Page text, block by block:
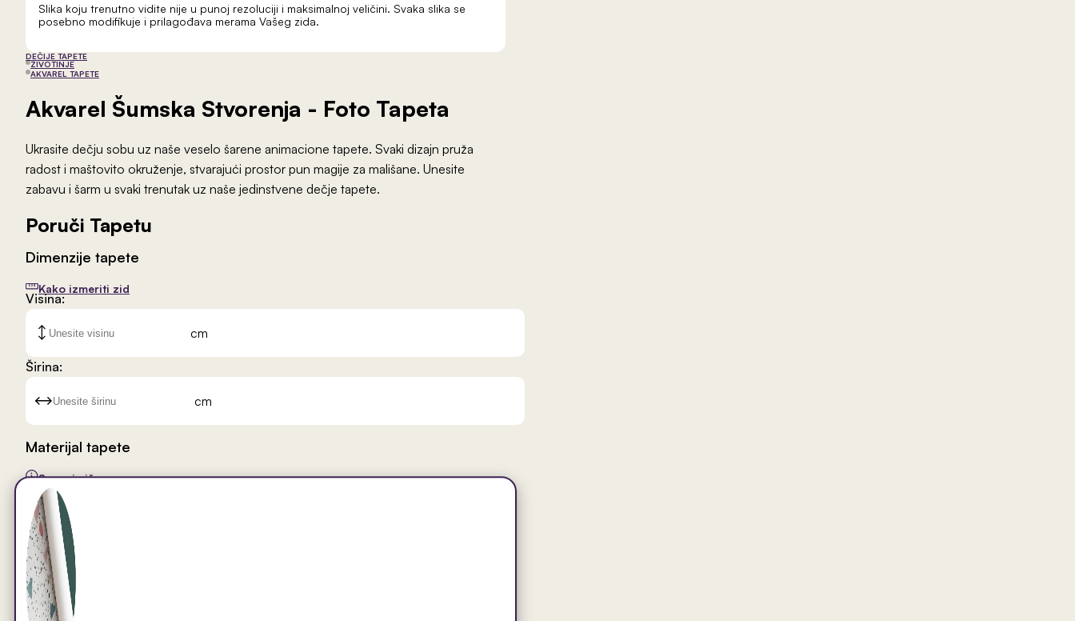
Slika koju trenutno vidite nije u punoj rezoluciji i maksimalnoj veličini. Svaka slika se
posebno modifikuje i prilagođava merama Vašeg zida.
DEČIJE TAPETE
ŽIVOTINJE
AKVAREL TAPETE
Akvarel Šumska Stvorenja - Foto Tapeta
Ukrasite dečju sobu uz naše veselo šarene animacione tapete. Svaki dizajn pruža
radost i maštovito okruženje, stvarajući prostor pun magije za mališane. Unesite
zabavu i šarm u svaki trenutak uz naše jedinstvene dečje tapete.
Poruči Tapetu
Dimenzije tapete
Kako izmeriti zid
Visina:
cm
Širina:
cm
Materijal tapete
Saznaj više